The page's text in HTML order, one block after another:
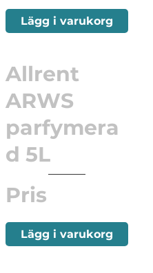
Lägg i varukorg
Allrent
ARWS
parfymera
d 5L
Pris
Lägg i varukorg